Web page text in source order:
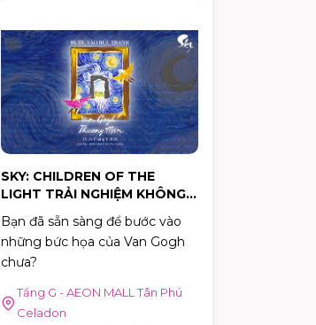
cần máu trong cuộc sống. Hãy
đến tham gia và cùng lan tỏa
thông điệp yêu thương qua
hành động cụ thể.
SKY: CHILDREN OF THE
LIGHT TRẢI NGHIỆM KHÔNG
GIAN NGHỆ THUẬT "VAN
GOGH THƯƠNG MẾN"
Bạn đã sẵn sàng để bước vào
những bức họa của Van Gogh
chưa?
Tầng G - AEON MALL Tân Phú
Celadon